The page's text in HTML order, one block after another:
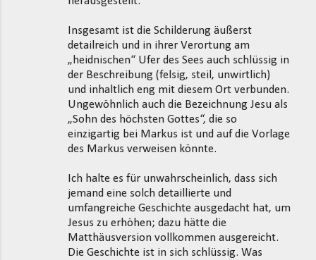
Insgesamt ist die Schilderung äußerst
detailreich und in ihrer Verortung am
„heidnischen“ Ufer des Sees auch schlüssig in
der Beschreibung (felsig, steil, unwirtlich)
und inhaltlich eng mit diesem Ort verbunden.
Ungewöhnlich auch die Bezeichnung Jesu als
„Sohn des höchsten Gottes“, die so
einzigartig bei Markus ist und auf die Vorlage
des Markus verweisen könnte.
Ich halte es für unwahrscheinlich, dass sich
jemand eine solch detaillierte und
umfangreiche Geschichte ausgedacht hat, um
Jesus zu erhöhen; dazu hätte die
Matthäusversion vollkommen ausgereicht.
Die Geschichte ist in sich schlüssig. Was